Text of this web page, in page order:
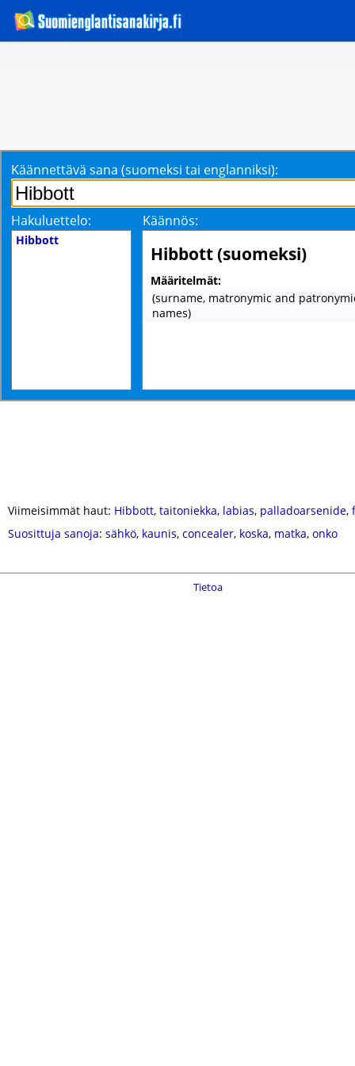
Käännettävä sana (suomeksi tai englanniksi):
Hakuluettelo: Käännös:
Hibbott
Hibbott (suomeksi)
Määritelmät:
(surname, matronymic and
names)
Viimeisimmät haut: Hibbott, taitoniekka, labias, palladoarsenide,
Suosittuja sanoja: sähkö, kaunis, concealer, koska, matka, onko
Tietoa